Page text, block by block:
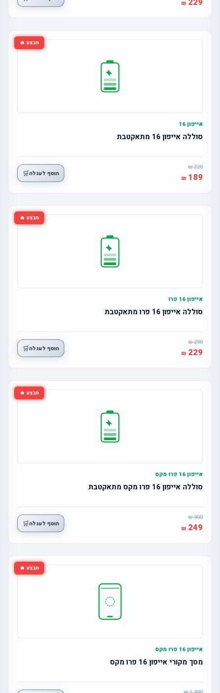
מבצע 🔥
אייפון 16
סוללה אייפון 16 מתאקטבת
220
189 הוסף לעגלה🛒
מבצע 🔥
אייפון 16 פרו
סוללה אייפון 16 פרו מתאקטבת
290
229 הוסף לעגלה🛒
מבצע 🔥
אייפון 16 פרו מקס
סוללה אייפון 16 פרו מקס מתאקטבת
300
249 הוסף לעגלה🛒
מבצע 🔥
אייפון 16 פרו מקס
מסך מקורי אייפון 16 פרו מקס